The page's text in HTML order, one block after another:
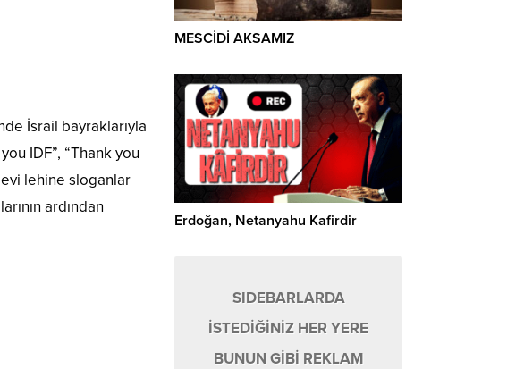
İsrail bayraklarıyla
IDF”, “Thank you
lehine sloganlar
ardından
MESCİDİ AKSAMIZ
Erdoğan, Netanyahu Kafirdir
SIDEBARLARDA
İSTEDİĞİNİZ HER YERE
BUNUN GİBİ REKLAM